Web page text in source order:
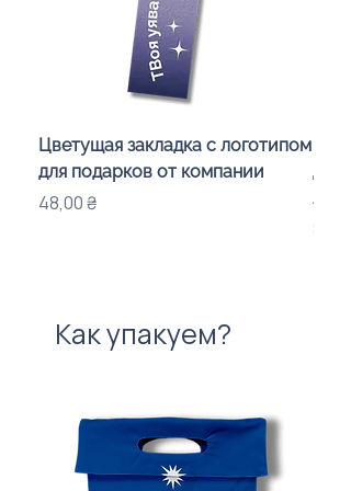
Цветущая закладка с логотипом
для подарков от компании
Цена
48,00 ₴
для
Цена
Как упакуем?